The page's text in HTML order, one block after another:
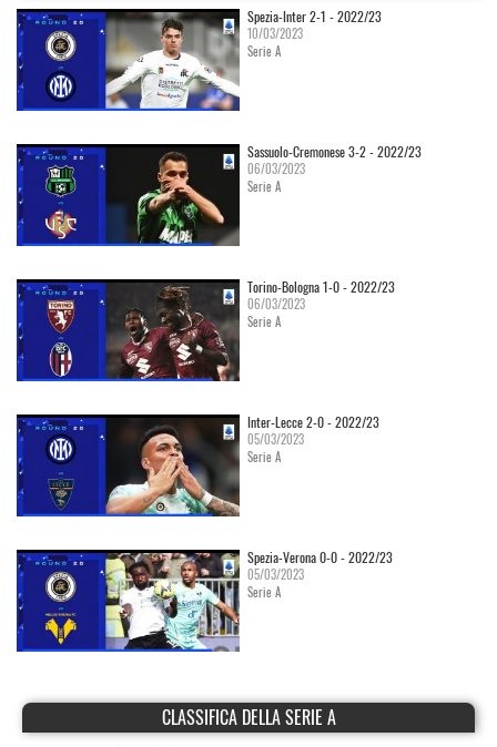
Spezia-Inter 2-1 - 2022/23
10/03/2023
Serie A
Sassuolo-Cremonese 3-2 - 2022/23
06/03/2023
Serie A
Torino-Bologna 1-0 - 2022/23
06/03/2023
Serie A
Inter-Lecce 2-0 - 2022/23
05/03/2023
Serie A
Spezia-Verona 0-0 - 2022/23
05/03/2023
Serie A
CLASSIFICA DELLA SERIE A